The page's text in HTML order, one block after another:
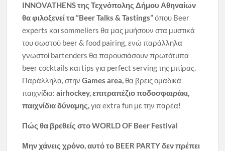
INNOVATHENS της Τεχνόπολης Δήμου Αθηναίων
θα φιλοξενεί τα “Beer Talks & Tastings”όπου Beer
experts και sommeliers θα μας μυήσουν στα μυστικά
του σωστού beer & food pairing, ενώ παράλληλα
γνωστοί bartenders θα παρουσιάσουν πρωτότυπα
beer cocktails και tips για perfect serving της μπίρας.
Παράλληλα, στηνGames area,θα βρεις ομαδικά
παιχνίδια:airhockey, επιτραπέζιο ποδοσφαιράκι,
παιχνίδια δύναμης,για extra fun με την παρέα!
Πώς θα βρεθείς στο WORLD OF Beer Festival
Μην χάνεις χρόνο, αυτό το BEER PARTY δεν πρέπει